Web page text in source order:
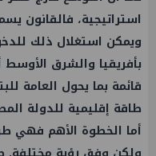
استراتيجية، فالقانون
ويمكن استغلال ذلك
بأفريقيا والشرق
قائمة بما يحول العامة
طاقة إقليمية للدولة
أما الخطوة الأهم فهي